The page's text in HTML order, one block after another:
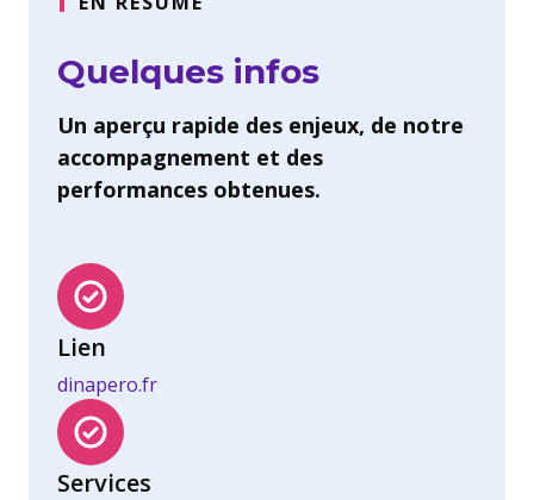
Quelques infos
Un aperçu rapide des enjeux, de notre
accompagnement et des
performances obtenues.
Lien
dinapero.fr
Services